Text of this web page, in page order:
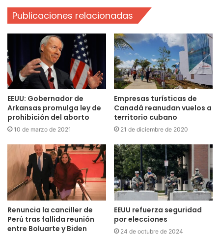
Publicaciones relacionadas
EEUU: Gobernador de
Arkansas promulga ley de
prohibición del aborto
10 de marzo de 2021
Empresas turísticas de
Canadá reanudan vuelos a
territorio cubano
21 de diciembre de 2020
Renuncia la canciller de
Perú tras fallida reunión
entre Boluarte y Biden
EEUU refuerza seguridad
por elecciones
24 de octubre de 2024